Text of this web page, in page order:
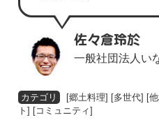
佐々倉玲於
一般社団法人い
[郷土料理] [多世代] [
ト] [コミュニティ]